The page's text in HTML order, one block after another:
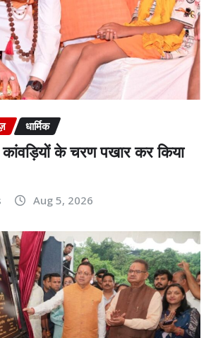
धार्मिक
के चरण पखार कर किया
Aug 5, 2026